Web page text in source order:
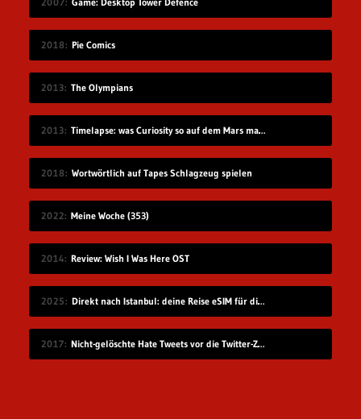
2018 Pie Comics
2013 The Olympians
2013 Timelapse: was Curiosity so auf dem Mars macht
2018 Wortwörtlich auf Tapes Schlagzeug spielen
2022 Meine Woche (353)
2014 Review: Wish I Was Here OST
2025 Direkt nach Istanbul: deine Reise eSIM für die Türkei
2017 Nicht-gelöschte Hate Tweets vor die Twitter-Zentrale gesprüht